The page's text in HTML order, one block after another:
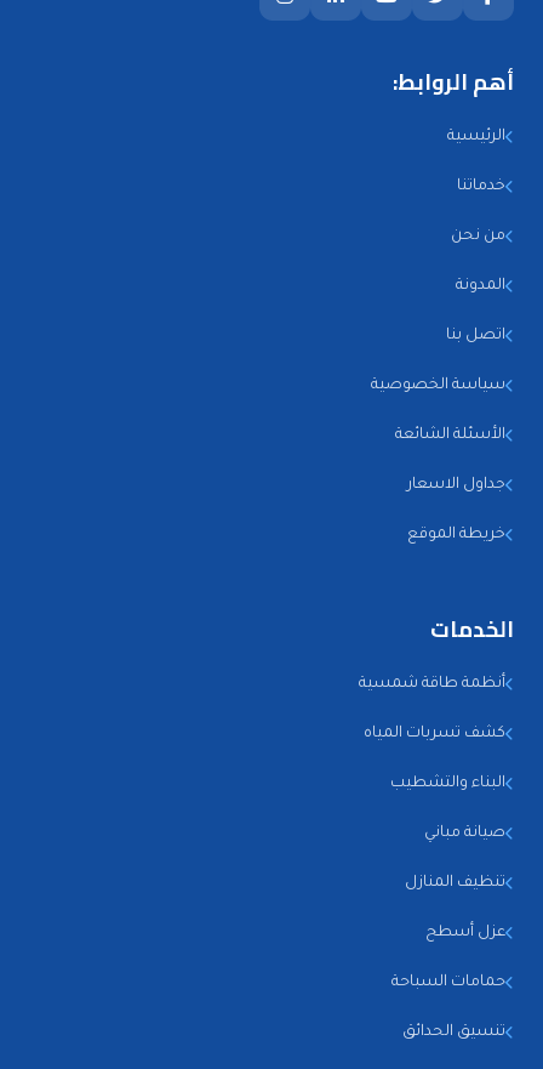
أهم الروابط:
الرئيسية
خدماتنا
من نحن
المدونة
اتصل بنا
سياسة الخصوصية
الأسئلة الشائعة
جداول الاسعار
خريطة الموقع
الخدمات
أنظمة طاقة شمسية
كشف تسربات المياه
البناء والتشطيب
صيانة مباني
تنظيف المنازل
عزل أسطح
حمامات السباحة
تنسيق الحدائق